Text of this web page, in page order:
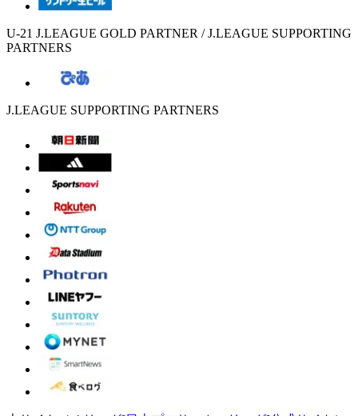
U-21 J.LEAGUE GOLD PARTNER / J.LEAGUE SUPPORTING
PARTNERS
J.LEAGUE SUPPORTING PARTNERS